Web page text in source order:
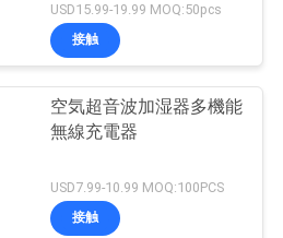
USD15.99-19.99 MOQ:50pcs
接触
空気超音波加湿器多機能
無線充電器
USD7.99-10.99 MOQ:100PCS
接触